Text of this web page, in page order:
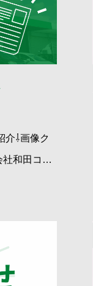
介⇩画像ク
和田コー